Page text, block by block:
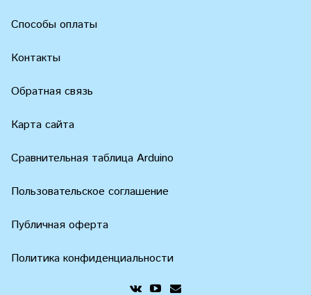
Способы оплаты
Контакты
Обратная связь
Карта сайта
Сравнительная таблица Arduino
Пользовательское соглашение
Публичная оферта
Политика конфиденциальности